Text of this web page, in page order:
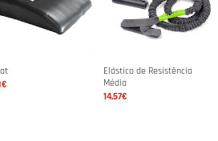
Elástico de Resistência
Média
14,57€